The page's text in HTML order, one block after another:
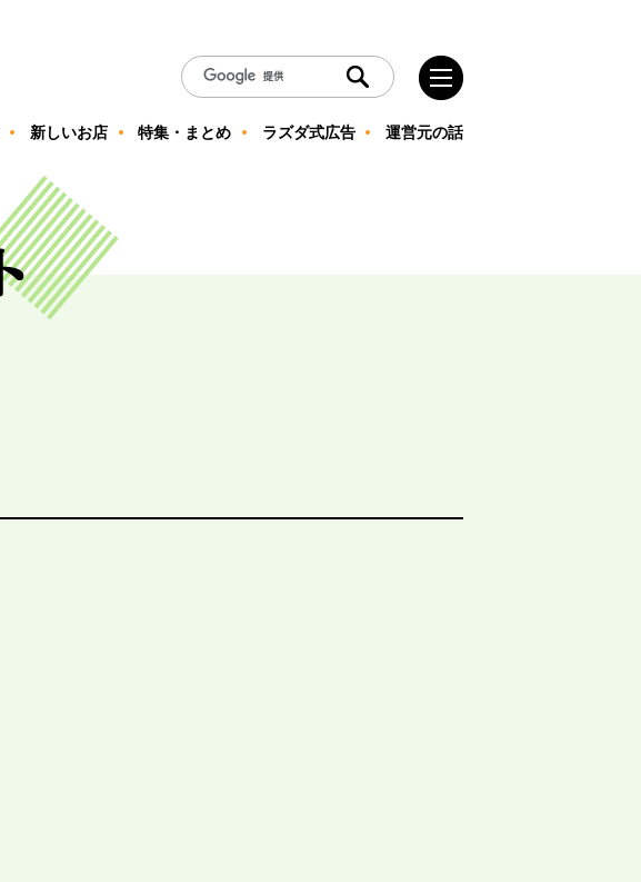
新しいお店 特集・まとめ ラズダ式広告 運営元の話